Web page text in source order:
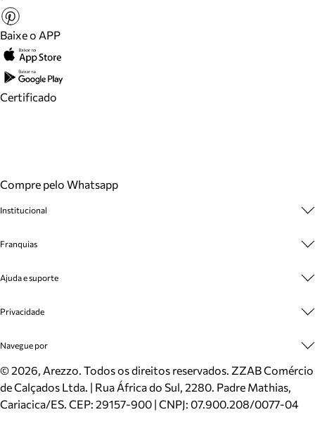
Baixe o APP
Certificado
Compre pelo Whatsapp
Institucional
Cashback
Venda Corporativa
Mapa do Site
Inverno
Mundo Arezzo
Franquias
Plano de Negócio
Ajuda e suporte
Cadastro
Meus Pedidos
Trocas e Devoluções
Cartão Presente
Localizador de lojas
Privacidade
Politica e Privacidade
Navegue por
Sapatos
Bolsas
Scarpins
©2026, Arezzo. Todos os direitos reservados. ZZAB Comércio
de Calçados Ltda. | Rua África do Sul, 2280. Padre Mathias,
Cariacica/ES. CEP: 29157-900 | CNPJ: 07.900.208/0077-04